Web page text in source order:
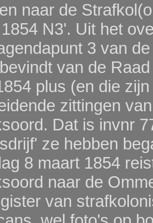
naar de
N3'. Uit het
3 van
van de
plus (en die
zittingen
Dat is invnr
ze hebben
8 maart 1854
naar de
van